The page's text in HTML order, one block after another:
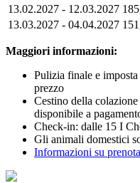
13.02.2027 - 12.03.2027
13.03.2027 - 04.04.2027
Maggiori informazioni:
Pulizia finale e
prezzo
Cestino della
disponibile a
Check-in: dalle 15 I
Gli animali domestici
Informazioni su